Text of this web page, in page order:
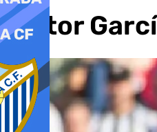
Víctor